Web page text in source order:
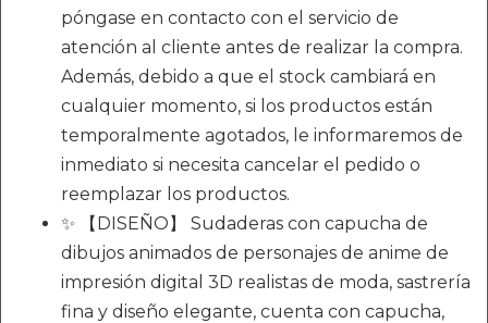
póngase en contacto con el servicio de
atención al cliente antes de realizar la compra.
Además, debido a que el stock cambiará en
cualquier momento, si los productos están
temporalmente agotados, le informaremos de
inmediato si necesita cancelar el pedido o
reemplazar los productos.
✨ 【DISEÑO】 Sudaderas con capucha de
dibujos animados de personajes de anime de
impresión digital 3D realistas de moda, sastrería
fina y diseño elegante, cuenta con capucha,